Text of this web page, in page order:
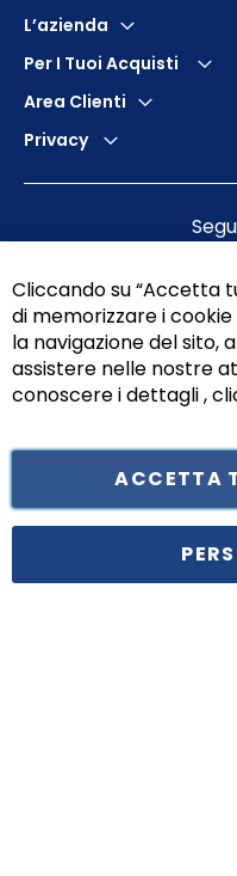
L’azienda
Per I Tuoi Acquisti
Area Clienti
Privacy
Principe di Piemonte 199, cap.
Cliccando su “Accetta
di memorizzare i
la navigazione del sito,
assistere nelle nostre
conoscere i dettagli ,
ACCETTA